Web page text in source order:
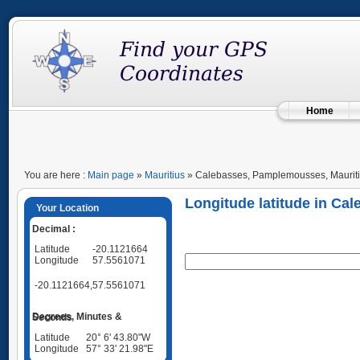
Home
You are here : Main page » Mauritius » Calebasses, Pamplemousses,
Your Location
Decimal :
Latitude
-20.1121664
Longitude
57.5561071
-20.1121664,57.5561071
Degrees, Minutes & Seconds
Latitude
20° 6' 43.80"W
Longitude
57° 33' 21.98"E
Longitude latitude in